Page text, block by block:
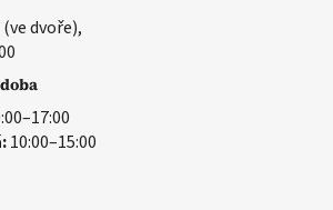
dvoře),
10:00–15:00